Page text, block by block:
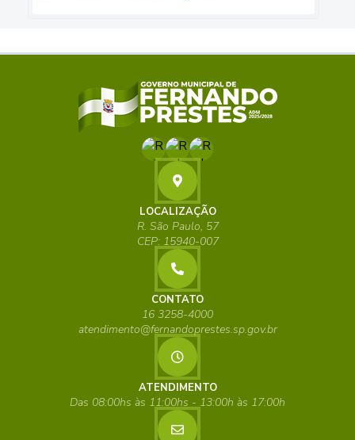
LOCALIZAÇÃO
R. São Paulo, 57
CEP: 15940-007
CONTATO
16 3258-4000
atendimento@fernandoprestes.sp.gov.br
ATENDIMENTO
Das 08:00hs às 11:00hs - 13:00h às 17:00h